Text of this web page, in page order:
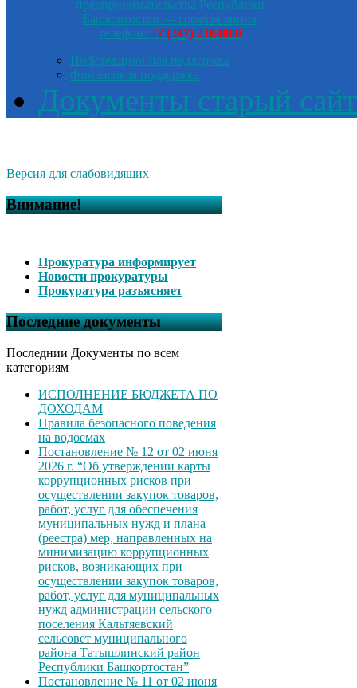
предпринимательства Республики
Башкортостан — горячая линия
телефон: +7 (347) 2164080
Информационная поддержка
Финансовая поддержка
Документы старый сайт
Версия для слабовидящих
Внимание!
Прокуратура информирует
Новости прокуратуры
Прокуратура разъясняет
Последние документы
Последнии Документы по всем
категориям
ИСПОЛНЕНИЕ БЮДЖЕТА ПО
ДОХОДАМ
Правила безопасного поведения
на водоемах
Постановление № 12 от 02 июня
2026 г. “Об утверждении карты
коррупционных рисков при
осуществлении закупок товаров,
работ, услуг для обеспечения
муниципальных нужд и плана
(реестра) мер, направленных на
минимизацию коррупционных
рисков, возникающих при
осуществлении закупок товаров,
работ, услуг для муниципальных
нужд администрации сельского
поселения Кальтяевский
сельсовет муниципального
района Татышлинский район
Республики Башкортостан”
Постановление № 11 от 02 июня